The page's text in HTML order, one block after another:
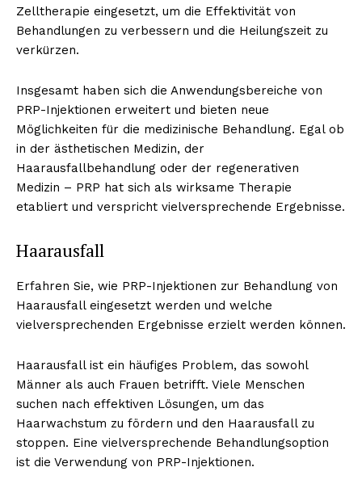
Zelltherapie eingesetzt, um die Effektivität von
Behandlungen zu verbessern und die Heilungszeit zu
verkürzen.
Insgesamt haben sich die Anwendungsbereiche von
PRP-Injektionen erweitert und bieten neue
Möglichkeiten für die medizinische Behandlung. Egal ob
in der ästhetischen Medizin, der
Haarausfallbehandlung oder der regenerativen
Medizin – PRP hat sich als wirksame Therapie
etabliert und verspricht vielversprechende Ergebnisse.
Haarausfall
Erfahren Sie, wie PRP-Injektionen zur Behandlung von
Haarausfall eingesetzt werden und welche
vielversprechenden Ergebnisse erzielt werden können.
Haarausfall ist ein häufiges Problem, das sowohl
Männer als auch Frauen betrifft. Viele Menschen
suchen nach effektiven Lösungen, um das
Haarwachstum zu fördern und den Haarausfall zu
stoppen. Eine vielversprechende Behandlungsoption
ist die Verwendung von PRP-Injektionen.